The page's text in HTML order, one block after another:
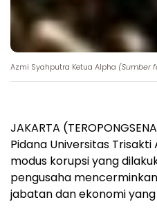
Azmi Syahputra Ketua Alpha (Sumber
JAKARTA
Pidana Universitas
modus korupsi yang
pengusaha
jabatan dan ekonomi